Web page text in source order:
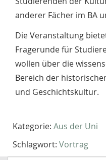
anderer Fächer im BA
Die Veranstaltung
Fragerunde für
wollen über die
Bereich der
und Geschichtskultur.
Kategorie: Aus der Uni
Schlagwort: Vortrag